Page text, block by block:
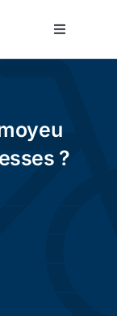
Toggle
?